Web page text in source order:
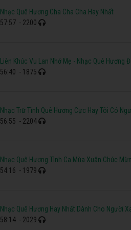
Nhạc Quê Hương Cha Cha Cha Hay Nhất
57:57 - 2200
Liên Khúc Vu Lan Nhớ Mẹ - Nhạc Quê Hương
56:40 - 1875
Nhạc Trữ Tình Quê Hương Cực Hay Tôi Có
56:55 - 2204
Nhạc Quê Hương Tình Ca Mùa Xuân Chúc
54:16 - 1979
Nhạc Quê Hương Hay Nhất Dành Cho Người
58:14 - 2029